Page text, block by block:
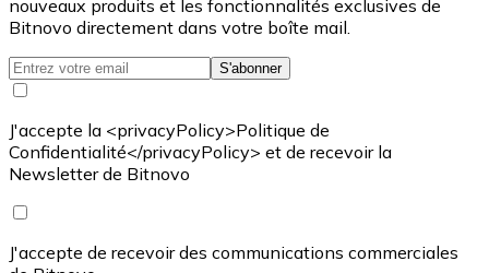
nouveaux produits et les fonctionnalités exclusives de
Bitnovo directement dans votre boîte mail.
S'abonner
J'accepte la <privacyPolicy>Politique de
Confidentialité</privacyPolicy> et de recevoir la
Newsletter de Bitnovo
J'accepte de recevoir des communications commerciales